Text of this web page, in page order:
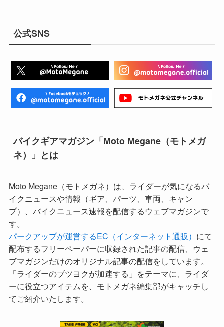
公式SNS
バイクギアマガジン「Moto Megane（モトメガ
ネ）」とは
Moto Megane（モトメガネ）は、ライダーが気になるバ
イクニュースや情報（ギア、パーツ、車両、キャン
プ）、バイクニュース速報を配信するウェブマガジンで
す。
パークアップが運営するEC（インターネット通販） にて
配布するフリーペーパーに収録された記事の配信、ウェ
ブマガジンだけのオリジナル記事の配信をしています。
「ライダーのブツヨクが加速する」をテーマに、ライダ
ーに役立つアイテムを、モトメガネ編集部がキャッチし
てご紹介いたします。